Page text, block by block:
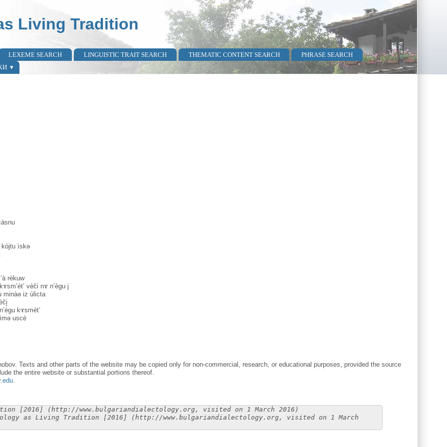
Living Tradition
LEXEME SEARCH LINGUISTIC TRAIT SEARCH THEMATIC CONTENT SEARCH
PHRASE SEARCH
kòjtu ìskə
rèkuw
vèči nɤ n’ègu j
minàə iz ùlicta
kɤsmèt’
ìmə uscè
Texts and other parts of the website may be copied only for non-commercial, research, or educational purposes, provided the source
the entire website or substantial portions thereof.
.
[2016] (http://www.bulgariandialectology.org, visited on 1 March 2016)
as Living Tradition [2016] (http://www.bulgariandialectology.org, visited on 1 March